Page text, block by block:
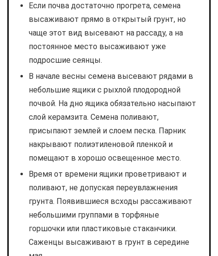
Если почва достаточно прогрета, семена
высаживают прямо в открытый грунт, но
чаще этот вид высевают на рассаду, а на
постоянное место высаживают уже
подросшие сеянцы.
В начале весны семена высевают рядами в
небольшие ящики с рыхлой плодородной
почвой. На дно ящика обязательно насыпают
слой керамзита. Семена поливают,
присыпают землей и слоем песка. Парник
накрывают полиэтиленовой пленкой и
помещают в хорошо освещенное место.
Время от времени ящики проветривают и
поливают, не допуская переувлажнения
грунта. Появившиеся всходы рассаживают
небольшими группами в торфяные
горшочки или пластиковые стаканчики.
Саженцы высаживают в грунт в середине